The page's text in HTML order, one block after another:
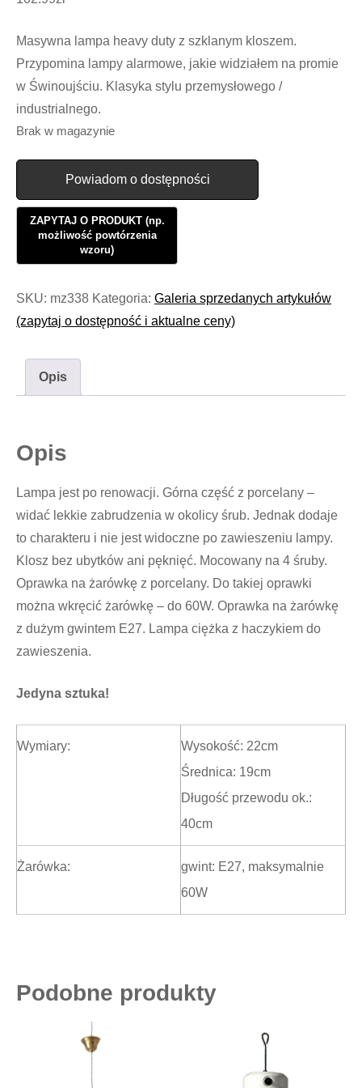
Masywna lampa heavy duty z szklanym kloszem.
Przypomina lampy alarmowe, jakie widziałem na promie
w Świnoujściu. Klasyka stylu przemysłowego /
industrialnego.
Brak w magazynie
Powiadom o dostępności
SKU: mz338 Kategoria: Galeria sprzedanych artykułów
(zapytaj o dostępność i aktualne ceny)
Opis
Opis
Lampa jest po renowacji. Górna część z porcelany –
widać lekkie zabrudzenia w okolicy śrub. Jednak dodaje
to charakteru i nie jest widoczne po zawieszeniu lampy.
Klosz bez ubytków ani pęknięć. Mocowany na 4 śruby.
Oprawka na żarówkę z porcelany. Do takiej oprawki
można wkręcić żarówkę – do 60W. Oprawka na żarówkę
z dużym gwintem E27. Lampa ciężka z haczykiem do
zawieszenia.
Jedyna sztuka!
Wymiary:
Wysokość: 22cm
Średnica: 19cm
Długość przewodu ok.:
40cm
Żarówka:
gwint: E27, maksymalnie
60W
Podobne produkty